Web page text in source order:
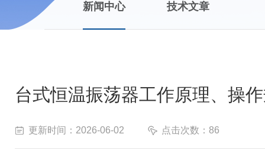
新闻中心 技术文章
台式恒温振荡器工作原理、操
更新时间：2026-06-02 点击次数：86